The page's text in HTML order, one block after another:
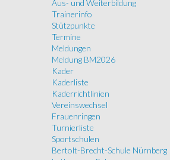
Aus- und Weiterbildung
Trainerinfo
Stützpunkte
Termine
Meldungen
Meldung BM2026
Kader
Kaderliste
Kaderrichtlinien
Vereinswechsel
Frauenringen
Turnierliste
Sportschulen
Bertolt-Brecht-Schule Nürnberg